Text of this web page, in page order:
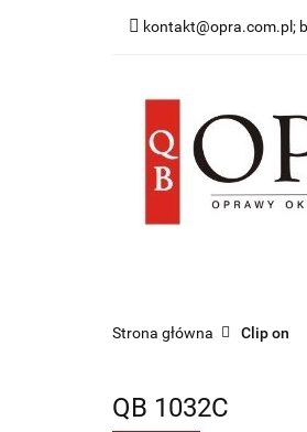
kontakt@opra.com.pl;
Strona główna Clip on
QB 1032C